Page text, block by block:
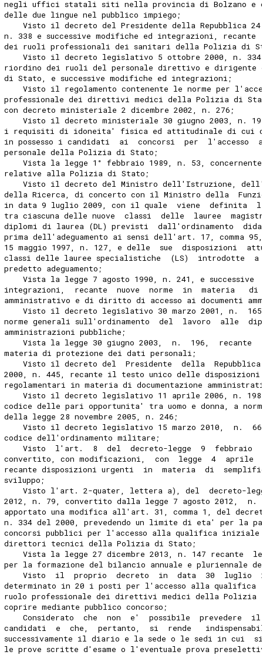
negli uffici statali siti nella provincia di Bolzano e di
delle due lingue nel pubblico impiego;
Visto il decreto del Presidente della Repubblica
n. 338 e successive modifiche ed integrazioni, recante
dei ruoli professionali dei sanitari della Polizia di
Visto il decreto legislativo 5 ottobre 2000, n.
riordino dei ruoli del personale direttivo e dirigente
di Stato, e successive modifiche ed integrazioni;
Visto il regolamento contenente le norme per
professionale dei direttivi medici della Polizia di
con decreto ministeriale 2 dicembre 2002, n. 276;
Visto il decreto ministeriale 30 giugno 2003, n.
i requisiti di idoneita' fisica ed attitudinale di cui
in possesso i candidati  ai  concorsi  per  l'accesso
personale della Polizia di Stato;
Vista la legge 1° febbraio 1989, n. 53,
relative alla Polizia di Stato;
Visto il decreto del Ministro dell'Istruzione,
della Ricerca, di concerto con il Ministro della
in data 9 luglio 2009, con il quale  viene  definita
tra ciascuna delle nuove  classi  delle  lauree
diplomi di laurea (DL) previsti  dall'ordinamento
prima dell'adeguamento ai sensi dell'art. 17, comma
15 maggio 1997, n. 127, e delle  sue  disposizioni
classi delle lauree specialistiche  (LS)  introdotte  a
predetto adeguamento;
Vista la legge 7 agosto 1990, n. 241, e successive
integrazioni,  recante  nuove  norme  in  materia   di
amministrativo e di diritto di accesso ai documenti
Visto il decreto legislativo 30 marzo 2001, n.
norme generali sull'ordinamento  del  lavoro  alle
amministrazioni pubbliche;
Vista la legge 30 giugno 2003,  n.  196,  recante
materia di protezione dei dati personali;
Visto il decreto del  Presidente  della
2000, n. 445, recante il testo unico delle
regolamentari in materia di documentazione
Visto il decreto legislativo 11 aprile 2006, n.
codice delle pari opportunita' tra uomo e donna, a
della legge 28 novembre 2005, n. 246;
Visto il decreto legislativo 15 marzo 2010,  n.
codice dell'ordinamento militare;
Visto  l'art.  8  del  decreto-legge  9  febbraio
convertito, con modificazioni,  con  legge  4  aprile
recante disposizioni urgenti  in  materia  di
sviluppo;
Visto l'art. 2-quater, lettera a), del  decreto-
2012, n. 79, convertito dalla legge 7 agosto 2012,  n.
apportato una modifica all'art. 31, comma 1, del
n. 334 del 2000, prevedendo un limite di eta' per la
concorsi pubblici per l'accesso alla qualifica
direttori tecnici della Polizia di Stato;
Vista la legge 27 dicembre 2013, n. 147 recante
per la formazione del bilancio annuale e pluriennale
Visto  il  proprio  decreto  in  data  30  luglio
determinato in 20 i posti per l'accesso alla
ruolo professionale dei direttivi medici della Polizia
coprire mediante pubblico concorso;
Considerato  che  non  e'  possibile  prevedere
candidati  e  che,  pertanto,  si  rende
successivamente il diario e la sede o le sedi in cui  si
le prove scritte d'esame o l'eventuale prova